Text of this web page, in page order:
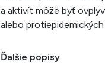
a aktivít môže byť
alebo
Ďalšie popisy